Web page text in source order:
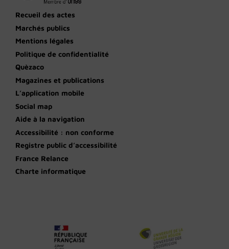
Recueil des actes
Marchés publics
Mentions légales
Politique de confidentialité
Quèzaco
Magazines et publications
L’application mobile
Social map
Aide à la navigation
Accessibilité : non conforme
Registre public d’accessibilité
France Relance
Charte informatique